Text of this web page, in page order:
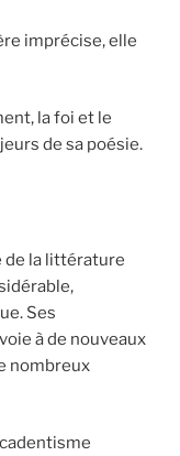
imprécise, elle
la foi et le
de sa poésie.
de la littérature
Ses
à de nouveaux
nombreux